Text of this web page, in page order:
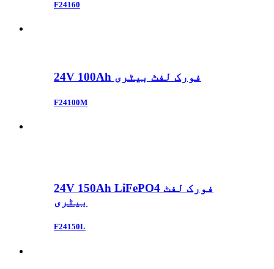
F24160
24V 100Ah فورک لفٹ بیٹری
F24100M
24V 150Ah LiFePO4 فورک لفٹ
بیٹری
F24150L